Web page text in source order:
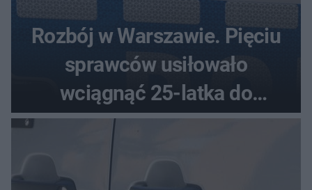
Rozbój w Warszawie. Pięciu
sprawców usiłowało
wciągnąć 25-latka do
samochodu